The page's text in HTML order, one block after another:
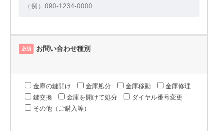
必須 お問い合わせ種別
金庫の鍵開け 金庫処分 金庫移動
金庫修理
鍵交換
金庫を開けて処分
ダイヤル番号変更
その他（ご購入等）